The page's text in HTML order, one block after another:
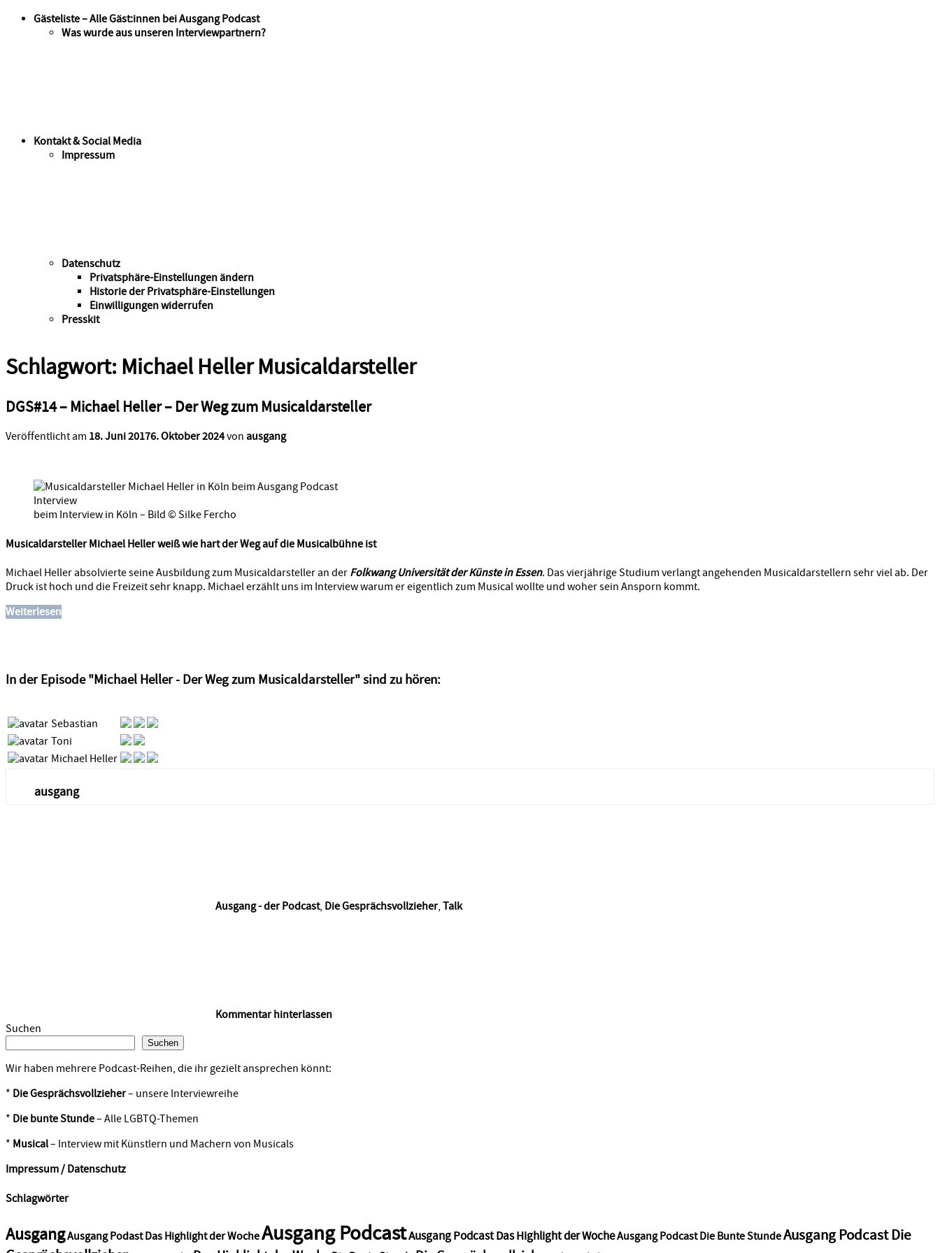
Gästeliste – Alle Gäst:innen bei Ausgang Podcast
Was wurde aus unseren Interviewpartnern?
Kontakt & Social Media
Impressum
Datenschutz
Privatsphäre-Einstellungen ändern
Historie der Privatsphäre-Einstellungen
Einwilligungen widerrufen
Presskit
Schlagwort:Michael Heller Musicaldarsteller
DGS#14 – Michael Heller – Der Weg zum Musicaldarsteller
Veröffentlicht am 18. Juni 20176. Oktober 2024von ausgang
beim Interview in Köln – Bild © Silke Fercho
Musicaldarsteller Michael Heller weiß wie hart der Weg auf die Musicalbühne ist
Michael Heller absolvierte seine Ausbildung zum Musicaldarsteller an der Folkwang Universität der Künste in Essen. Das vierjährige Studium verlangt angehenden Musicaldarstellern sehr viel ab. Der
Druck ist hoch und die Freizeit sehr knapp. Michael erzählt uns im Interview warum er eigentlich zum Musical wollte und woher sein Ansporn kommt.
Weiterlesen
In der Episode "Michael Heller - Der Weg zum Musicaldarsteller" sind zu hören:
Sebastian
Toni
Michael Heller
ausgang
Ausgang - der Podcast, Die Gesprächsvollzieher, Talk
Kommentar hinterlassen
Suchen
Suchen
Wir haben mehrere Podcast-Reihen, die ihr gezielt ansprechen könnt:
* Die Gesprächsvollzieher– unsere Interviewreihe
* Die bunte Stunde– Alle LGBTQ-Themen
* Musical– Interview mit Künstlern und Machern von Musicals
Impressum / Datenschutz
Schlagwörter
AusgangAusgang Podast Das Highlight der WocheAusgang PodcastAusgang Podcast Das Highlight der WocheAusgang Podcast Die Bunte StundeAusgang Podcast Die